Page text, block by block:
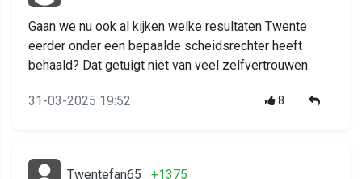
Gaan we nu ook al kijken welke resultaten Twente
eerder onder een bepaalde scheidsrechter heeft
behaald? Dat getuigt niet van veel zelfvertrouwen.
31-03-2025 19:52 8
Twentefan65 +1375